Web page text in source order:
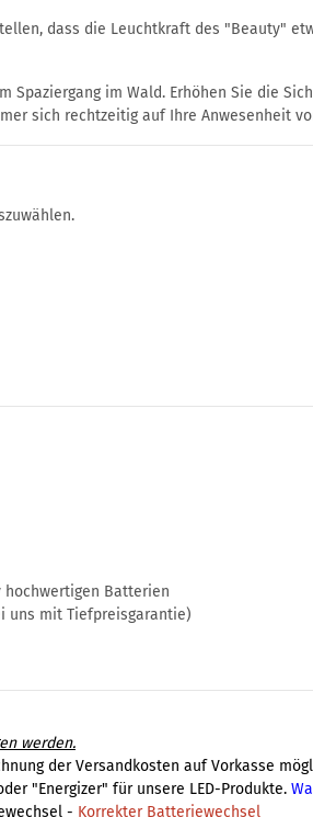
dass die Leuchtkraft des "Beauty"
im Wald. Erhöhen Sie die
sich rechtzeitig auf Ihre Anwesenheit
Batterien
uns mit Tiefpreisgarantie)
werden.
der Versandkosten auf Vorkasse
"Energizer" für unsere LED-Produkte.
- Korrekter Batteriewechsel